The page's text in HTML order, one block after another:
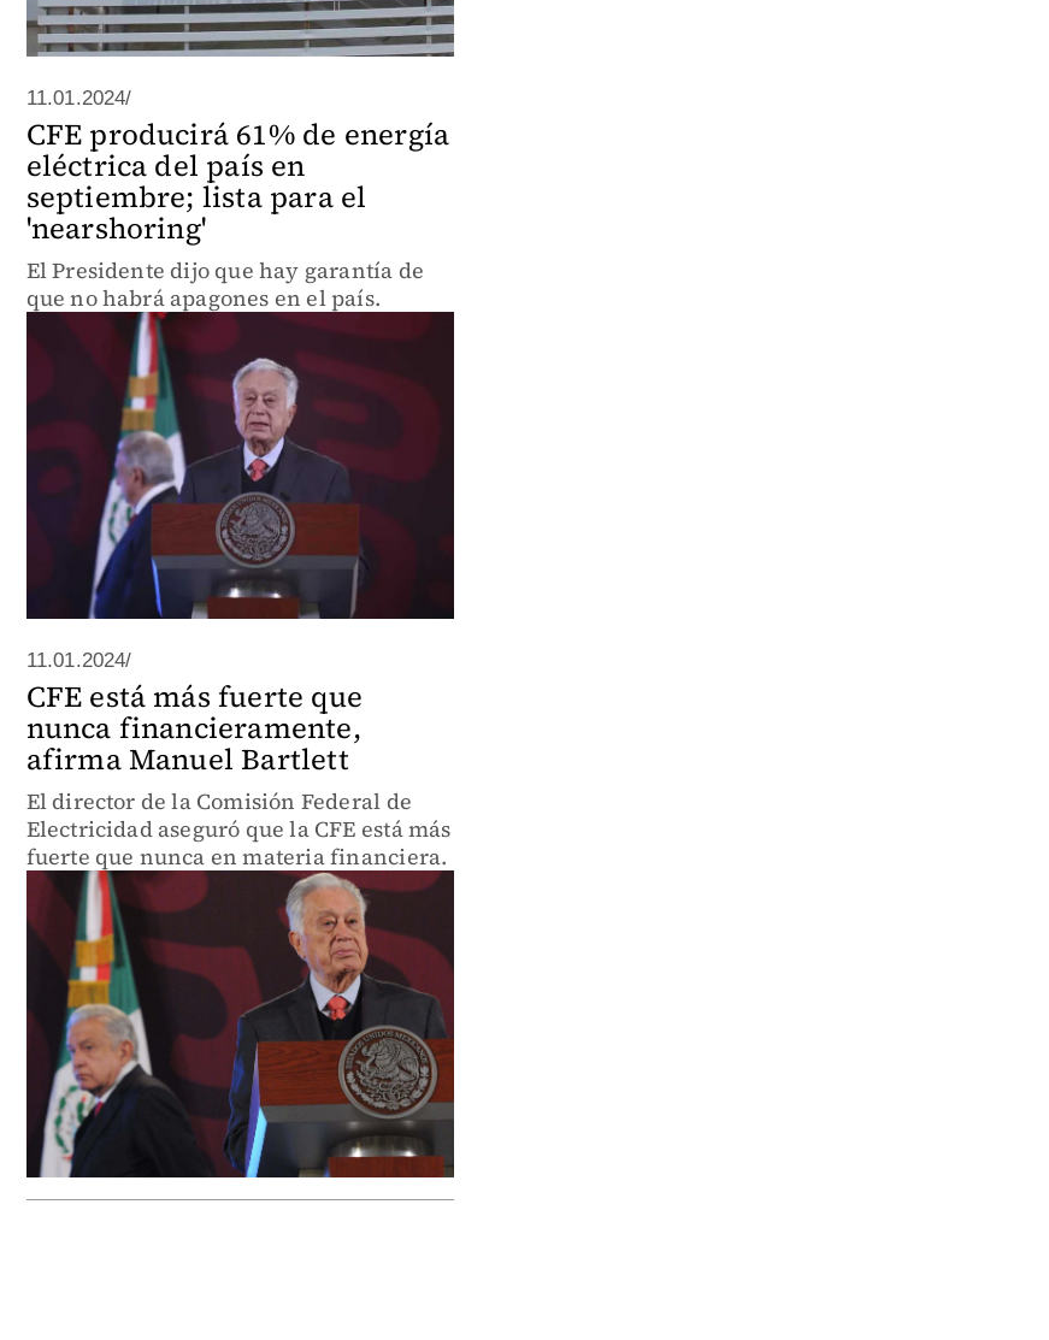
11.01.2024/
CFE producirá 61% de energía
eléctrica del país en
septiembre; lista para el
'nearshoring'
El Presidente dijo que hay garantía de
que no habrá apagones en el país.
11.01.2024/
CFE está más fuerte que
nunca financieramente,
afirma Manuel Bartlett
El director de la Comisión Federal de
Electricidad aseguró que la CFE está más
fuerte que nunca en materia financiera.